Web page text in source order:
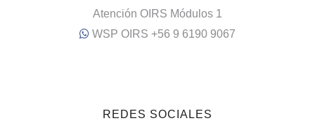
Atención OIRS Módulos 1
WSP OIRS +56 9 6190 9067
REDES SOCIALES